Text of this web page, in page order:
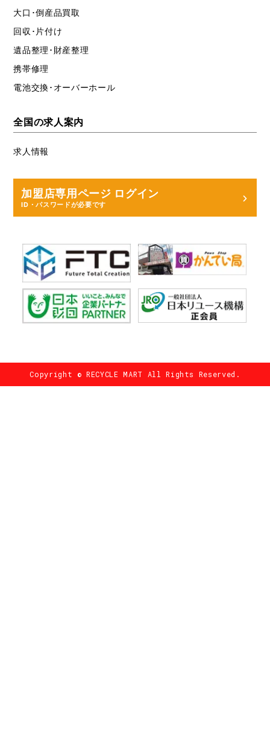
大口･倒産品買取
回収･片付け
遺品整理･財産整理
携帯修理
電池交換･オーバーホール
全国の求人案内
求人情報
加盟店専用ページ ログイン
ID・パスワードが必要です
Copyright © RECYCLE MART All Rights Reserved.